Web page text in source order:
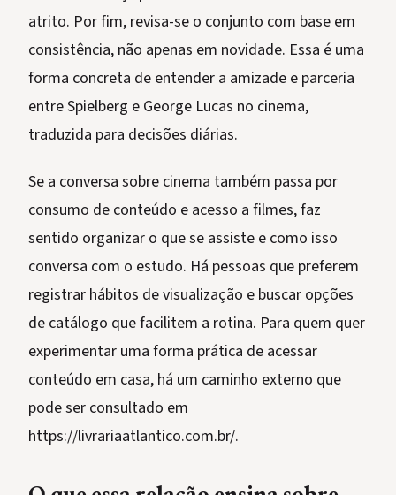
atrito. Por fim, revisa-se o conjunto com base em
consistência, não apenas em novidade. Essa é uma
forma concreta de entender a amizade e parceria
entre Spielberg e George Lucas no cinema,
traduzida para decisões diárias.
Se a conversa sobre cinema também passa por
consumo de conteúdo e acesso a filmes, faz
sentido organizar o que se assiste e como isso
conversa com o estudo. Há pessoas que preferem
registrar hábitos de visualização e buscar opções
de catálogo que facilitem a rotina. Para quem quer
experimentar uma forma prática de acessar
conteúdo em casa, há um caminho externo que
pode ser consultado em
https://livrariaatlantico.com.br/.